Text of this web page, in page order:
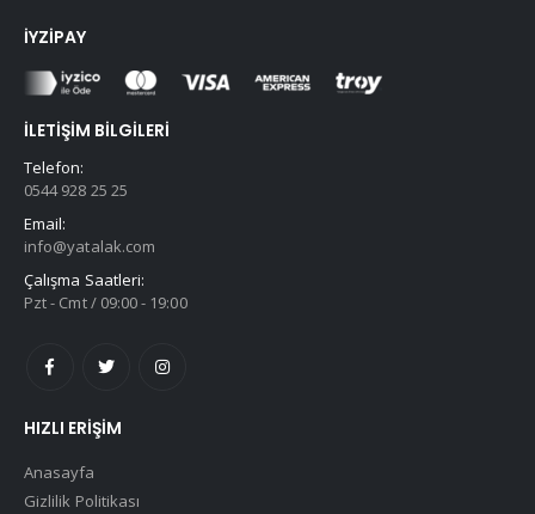
İYZIPAY
İLETIŞIM BILGILERI
Telefon:
0544 928 25 25
Email:
info@yatalak.com
Çalışma Saatleri:
Pzt - Cmt / 09:00 - 19:00
HIZLI ERIŞIM
Anasayfa
Gizlilik Politikası